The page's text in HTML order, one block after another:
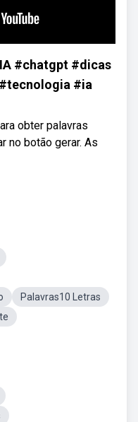
#chatgpt #dicas
#ia
obter palavras
no botão gerar. As
Palavras10 Letras